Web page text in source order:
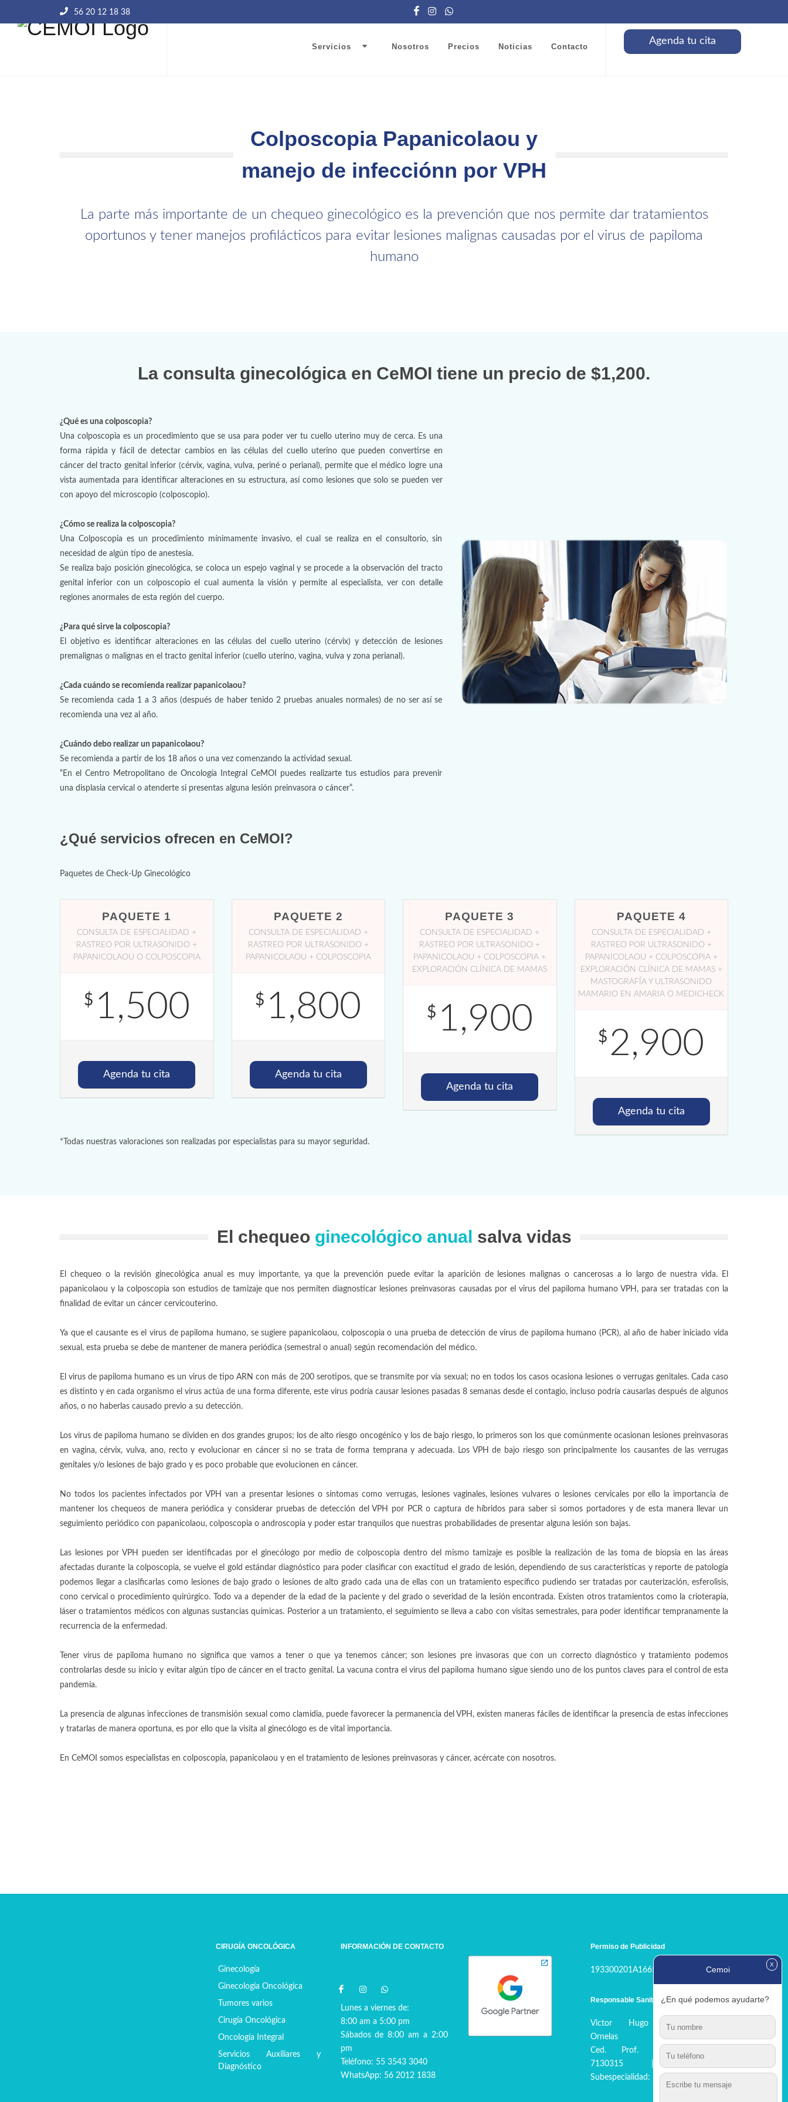
56 20 12 18 38
Servicios Nosotros Precios Noticias Contacto
Agenda tu cita
Colposcopia Papanicolaou y
manejo de infecciónn por VPH
La parte más importante de un chequeo ginecológico es la prevención que nos permite dar tratamientos
oportunos y tener manejos profilácticos para evitar lesiones malignas causadas por el virus de papiloma
humano
La consulta ginecológica en CeMOI tiene un precio de $1,200.
¿Qué es una colposcopia?
Una colposcopia es un procedimiento que se usa para poder ver tu cuello uterino muy de cerca. Es una
forma rápida y fácil de detectar cambios en las células del cuello uterino que pueden convertirse en
cáncer del tracto genital inferior (cérvix, vagina, vulva, periné o perianal), permite que el médico logre una
vista aumentada para identificar alteraciones en su estructura, así como lesiones que solo se pueden ver
con apoyo del microscopio (colposcopio).
¿Cómo se realiza la colposcopia?
Una Colposcopia es un procedimiento mínimamente invasivo, el cual se realiza en el consultorio, sin
necesidad de algún tipo de anestesia.
Se realiza bajo posición ginecológica, se coloca un espejo vaginal y se procede a la observación del tracto
genital inferior con un colposcopio el cual aumenta la visión y permite al especialista, ver con detalle
regiones anormales de esta región del cuerpo.
¿Para qué sirve la colposcopia?
El objetivo es identificar alteraciones en las células del cuello uterino (cérvix) y detección de lesiones
premalignas o malignas en el tracto genital inferior (cuello uterino, vagina, vulva y zona perianal).
¿Cada cuándo se recomienda realizar papanicolaou?
Se recomienda cada 1 a 3 años (después de haber tenido 2 pruebas anuales normales) de no ser así se
recomienda una vez al año.
¿Cuándo debo realizar un papanicolaou?
Se recomienda a partir de los 18 años o una vez comenzando la actividad sexual.
“En el Centro Metropolitano de Oncología Integral CeMOI puedes realizarte tus estudios para prevenir
una displasia cervical o atenderte si presentas alguna lesión preinvasora o cáncer”.
¿Qué servicios ofrecen en CeMOI?
Paquetes de Check-Up Ginecológico
PAQUETE 1
CONSULTA DE ESPECIALIDAD +
RASTREO POR ULTRASONIDO +
PAPANICOLAOU O COLPOSCOPIA
$ 1,500
Agenda tu cita
PAQUETE 2
CONSULTA DE ESPECIALIDAD +
RASTREO POR ULTRASONIDO +
PAPANICOLAOU + COLPOSCOPIA
$ 1,800
Agenda tu cita
PAQUETE 3
CONSULTA DE ESPECIALIDAD +
RASTREO POR ULTRASONIDO +
PAPANICOLAOU + COLPOSCOPIA +
EXPLORACIÓN CLÍNICA DE MAMAS
$ 1,900
Agenda tu cita
PAQUETE 4
CONSULTA DE ESPECIALIDAD +
RASTREO POR ULTRASONIDO +
PAPANICOLAOU + COLPOSCOPIA +
EXPLORACIÓN CLÍNICA DE MAMAS +
MASTOGRAFÍA Y ULTRASONIDO
MAMARIO EN AMARIA O MEDICHECK
$ 2,900
Agenda tu cita
*Todas nuestras valoraciones son realizadas por especialistas para su mayor seguridad.
El chequeo ginecológico anual salva vidas
El chequeo o la revisión ginecológica anual es muy importante, ya que la prevención puede evitar la aparición de lesiones malignas o cancerosas a lo largo de nuestra vida. El
papanicolaou y la colposcopia son estudios de tamizaje que nos permiten diagnosticar lesiones preinvasoras causadas por el virus del papiloma humano VPH, para ser tratadas con la
finalidad de evitar un cáncer cervicouterino.
Ya que el causante es el virus de papiloma humano, se sugiere papanicolaou, colposcopia o una prueba de detección de virus de papiloma humano (PCR), al año de haber iniciado vida
sexual, esta prueba se debe de mantener de manera periódica (semestral o anual) según recomendación del médico.
El virus de papiloma humano es un virus de tipo ARN con más de 200 serotipos, que se transmite por vía sexual; no en todos los casos ocasiona lesiones o verrugas genitales. Cada caso
es distinto y en cada organismo el virus actúa de una forma diferente, este virus podría causar lesiones pasadas 8 semanas desde el contagio, incluso podría causarlas después de algunos
años, o no haberlas causado previo a su detección.
Los virus de papiloma humano se dividen en dos grandes grupos; los de alto riesgo oncogénico y los de bajo riesgo, lo primeros son los que comúnmente ocasionan lesiones preinvasoras
en vagina, cérvix, vulva, ano, recto y evolucionar en cáncer si no se trata de forma temprana y adecuada. Los VPH de bajo riesgo son principalmente los causantes de las verrugas
genitales y/o lesiones de bajo grado y es poco probable que evolucionen en cáncer.
No todos los pacientes infectados por VPH van a presentar lesiones o síntomas como verrugas, lesiones vaginales, lesiones vulvares o lesiones cervicales por ello la importancia de
mantener los chequeos de manera periódica y considerar pruebas de detección del VPH por PCR o captura de híbridos para saber si somos portadores y de esta manera llevar un
seguimiento periódico con papanicolaou, colposcopia o androscopia y poder estar tranquilos que nuestras probabilidades de presentar alguna lesión son bajas.
Las lesiones por VPH pueden ser identificadas por el ginecólogo por medio de colposcopia dentro del mismo tamizaje es posible la realización de las toma de biopsia en las áreas
afectadas durante la colposcopia, se vuelve el gold estándar diagnóstico para poder clasificar con exactitud el grado de lesión, dependiendo de sus características y reporte de patología
podemos llegar a clasificarlas como lesiones de bajo grado o lesiones de alto grado cada una de ellas con un tratamiento específico pudiendo ser tratadas por cauterización, esferolisis,
cono cervical o procedimiento quirúrgico. Todo va a depender de la edad de la paciente y del grado o severidad de la lesión encontrada. Existen otros tratamientos como la crioterapia,
láser o tratamientos médicos con algunas sustancias químicas. Posterior a un tratamiento, el seguimiento se lleva a cabo con visitas semestrales, para poder identificar tempranamente la
recurrencia de la enfermedad.
Tener virus de papiloma humano no significa que vamos a tener o que ya tenemos cáncer; son lesiones pre invasoras que con un correcto diagnóstico y tratamiento podemos
controlarlas desde su inicio y evitar algún tipo de cáncer en el tracto genital. La vacuna contra el virus del papiloma humano sigue siendo uno de los puntos claves para el control de esta
pandemia.
La presencia de algunas infecciones de transmisión sexual como clamidia, puede favorecer la permanencia del VPH, existen maneras fáciles de identificar la presencia de estas infecciones
y tratarlas de manera oportuna, es por ello que la visita al ginecólogo es de vital importancia.
En CeMOI somos especialistas en colposcopia, papanicolaou y en el tratamiento de lesiones preinvasoras y cáncer, acércate con nosotros.
CIRUGÍA ONCOLÓGICA
Ginecología
Ginecología Oncológica
Tumores varios
Cirugía Oncológica
Oncología Integral
Servicios Auxiliares y
Diagnóstico
INFORMACIÓN DE CONTACTO
Lunes a viernes de:
8:00 am a 5:00 pm
Sábados de 8:00 am a 2:00
pm
Teléfono: 55 3543 3040
WhatsApp: 56 2012 1838
Permiso de Publicidad
193300201A1665
Responsable Sanitario
Victor Hugo Carmona
Ornelas
Ced. Prof. Ginecología:
7130315 | Ced.
Subespecialidad: 8536622
X
Cemoi
¿En qué podemos ayudarte?